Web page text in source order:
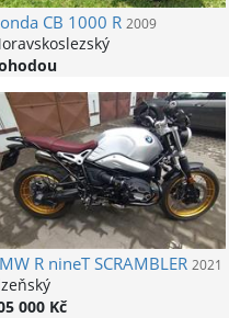
CB 1000 R 2009
R nineT SCRAMBLER 2021
000 Kč